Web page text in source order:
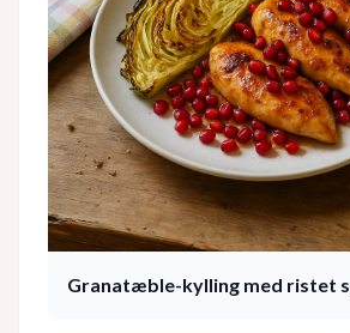
Granatæble-kylling med ristet